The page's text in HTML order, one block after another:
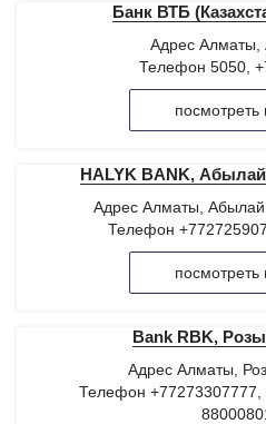
Банк ВТБ
Адрес Алматы,
Телефон 5050,
посмотреть
HALYK BANK, Абылай
Адрес Алматы, Абылай
Телефон
посмотреть
Bank RBK,
Адрес Алматы,
Телефон +77273307777,